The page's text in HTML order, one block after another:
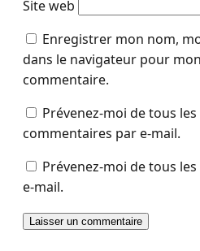
Site web
Enregistrer mon nom,
dans le navigateur pour
commentaire.
Prévenez-moi de tous
commentaires par e-mail.
Prévenez-moi de tous
e-mail.